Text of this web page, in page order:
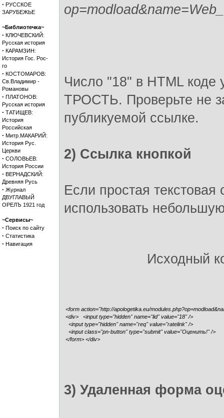
· РУССКОЕ
ЗАРУБЕЖЬЕ
~Библиотечка~
· КЛЮЧЕВСКИЙ:
Русская история
· КАРАМЗИН:
История Гос. Рос-
го
· КОСТОМАРОВ:
Св.Владимир -
Романовы
· ПЛАТОНОВ:
Русская история
· ТАТИЩЕВ:
История
Российская
· Митр.МАКАРИЙ:
История Рус.
Церкви
· СОЛОВЬЕВ:
История России
· ВЕРНАДСКИЙ:
Древняя Русь
· Журнал
ДВУГЛАВЫЙ
ОРЕЛЪ 1921 год
~Сервисы~
· Поиск по сайту
· Статистика
· Навигация
Число "18" в HTML
ТРОСТЬ. Проверьте не
публикуемой ссылке.
2) Ссылка кнопкой
Если простая
использовать
Исходный
<form action="http://apologetika.eu/
<div> <input type="hidden" name="lid" value="18" />
<input type="hidden" name="req" value="ratelink" />
<input class="pn-button" type="submit" value="Оценить!" />
</form> </div>
3) Удаленная форма